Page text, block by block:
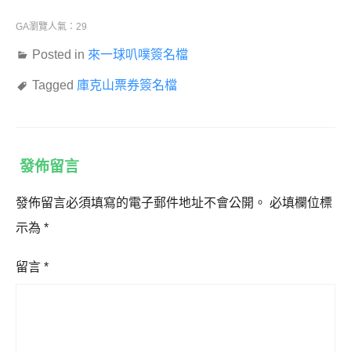
GA瀏覽人氣：29
Posted in 來一球叭噗簽名檔
Tagged 庫克山票券簽名檔
發佈留言
發佈留言必須填寫的電子郵件地址不會公開。 必填欄位標
示為 *
留言 *